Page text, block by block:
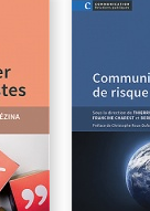
Chapitre 6. Les sept
gouvernementale
Annexe 1. Guide
Annexe 2. Guide
Annexe 3.
gouvernementale